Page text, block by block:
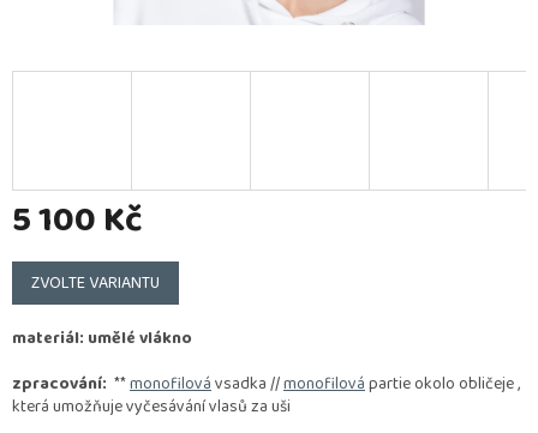
5 100 Kč
Měrná
cena:
ZVOLTE VARIANTU
materiál: umělé vlákno
zpracování: **monofilovávsadka //monofilovápartie okolo obličeje ,
která umožňuje vyčesávání vlasů za uši